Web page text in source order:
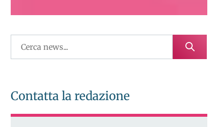
Contatta la redazione